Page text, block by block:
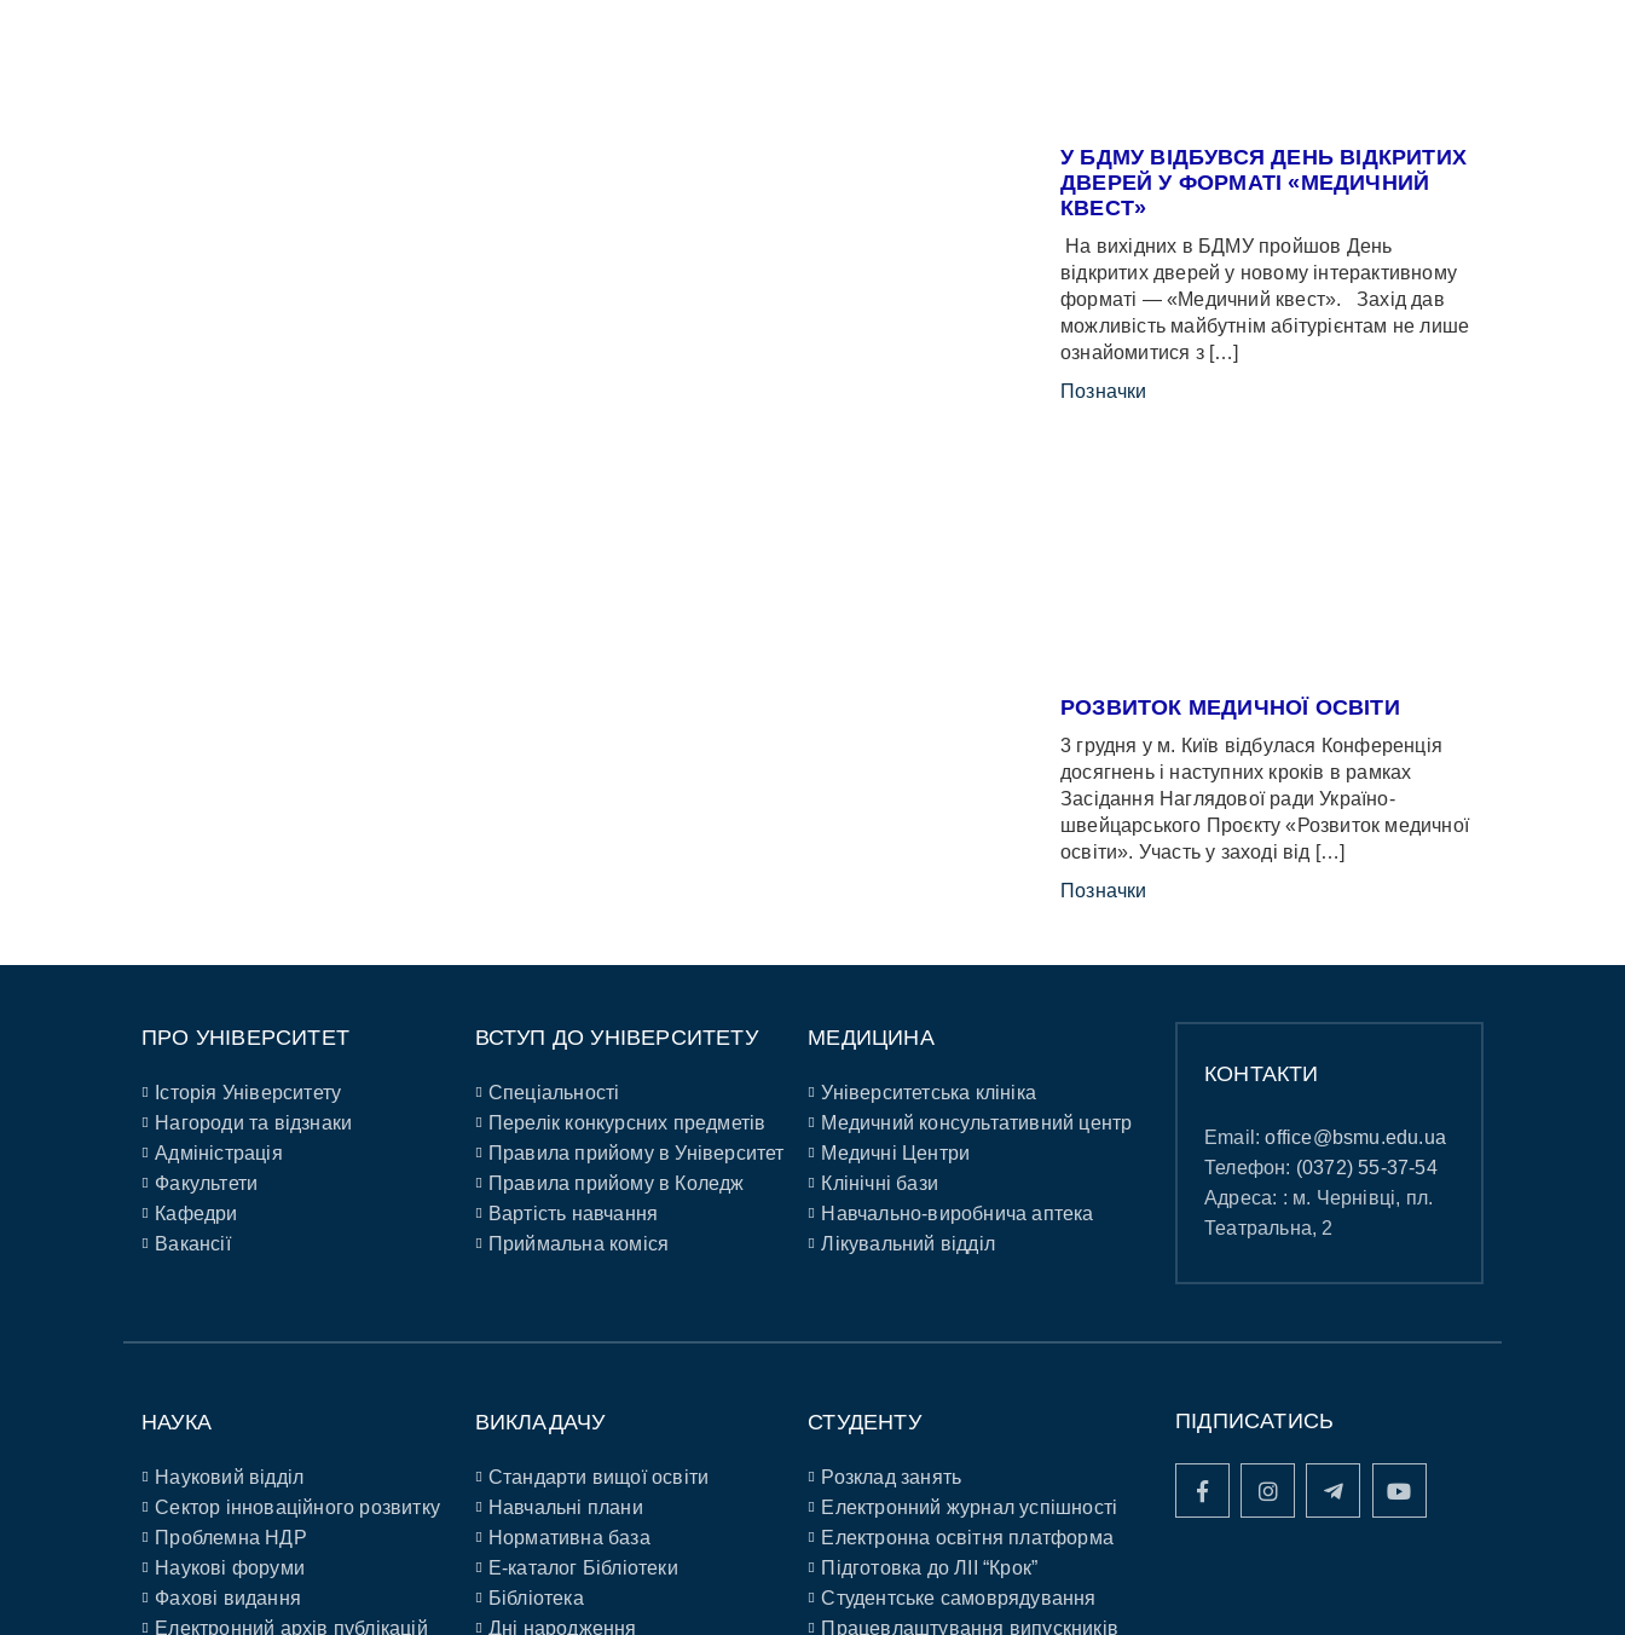
У БДМУ ВІДБУВСЯ ДЕНЬ ВІДКРИТИХ
ДВЕРЕЙ У ФОРМАТІ «МЕДИЧНИЙ
КВЕСТ»
На вихідних в БДМУ пройшов День
відкритих дверей у новому інтерактивному
форматі — «Медичний квест». Захід дав
можливість майбутнім абітурієнтам не лише
ознайомитися з […]
Позначки
РОЗВИТОК МЕДИЧНОЇ ОСВІТИ
3 грудня у м. Київ відбулася Конференція
досягнень і наступних кроків в рамках
Засідання Наглядової ради Україно-
швейцарського Проєкту «Розвиток медичної
освіти». Участь у заході від […]
Позначки
ПРО УНІВЕРСИТЕТ
Історія Університету
Нагороди та відзнаки
Адміністрація
Факультети
Кафедри
Вакансії
ВСТУП ДО УНІВЕРСИТЕТУ
Спеціальності
Перелік конкурсних предметів
Правила прийому в Університет
Правила прийому в Коледж
Вартість навчання
Приймальна коміся
МЕДИЦИНА
Університетська клініка
Медичний консультативний центр
Медичні Центри
Клінічні бази
Навчально-виробнича аптека
Лікувальний відділ
КОНТАКТИ
Email:office@bsmu.edu.ua
Телефон: (0372) 55-37-54
Адреса: : м. Чернівці, пл.
Театральна, 2
НАУКА
Науковий відділ
Сектор інноваційного розвитку
Проблемна НДР
Наукові форуми
Фахові видання
Електронний архів публікацій
ВИКЛАДАЧУ
Стандарти вищої освіти
Навчальні плани
Нормативна база
E-каталог Бібліотеки
Бібліотека
Дні народження
СТУДЕНТУ
Розклад занять
Електронний журнал успішності
Електронна освітня платформа
Підготовка до ЛІІ “Крок”
Студентське самоврядування
Працевлаштування випускників
ПІДПИСАТИСЬ